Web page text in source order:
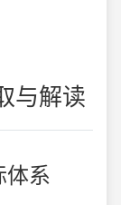
与解读
体系